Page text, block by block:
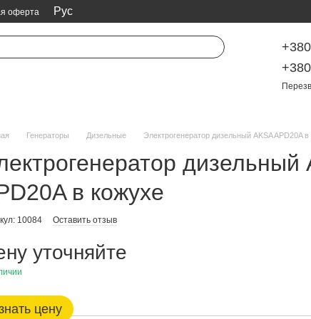
оферта Рус
Генераторы Дизельные Электрогенератор дизельный AKSA APD20A
дизельный
в кожухе
10084 Оставить отзыв
уточняйте
цену